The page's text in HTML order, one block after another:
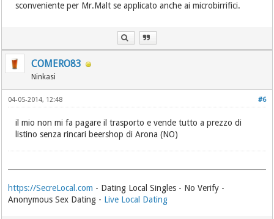
sconveniente per Mr.Malt se applicato anche ai microbirrifici.
COMERO83
Ninkasi
#6
04-05-2014, 12:48
il mio non mi fa pagare il trasporto e vende tutto a prezzo di
listino senza rincari beershop di Arona (NO)
https://SecreLocal.com - Dating Local Singles - No Verify -
Anonymous Sex Dating - Live Local Dating